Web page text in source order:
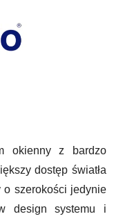
okienny z bardzo
dostęp światła
o szerokości jedynie
design systemu i